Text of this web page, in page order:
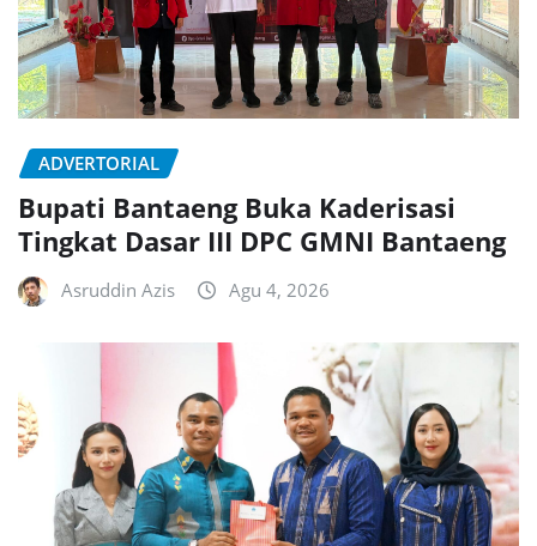
ADVERTORIAL
Bupati Bantaeng Buka Kaderisasi
Tingkat Dasar III DPC GMNI Bantaeng
Asruddin Azis Agu 4, 2026